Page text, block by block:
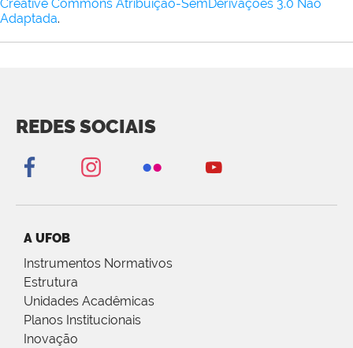
Creative Commons Atribuição-SemDerivações 3.0 Não
Adaptada.
REDES SOCIAIS
A UFOB
Instrumentos Normativos
Estrutura
Unidades Acadêmicas
Planos Institucionais
Inovação